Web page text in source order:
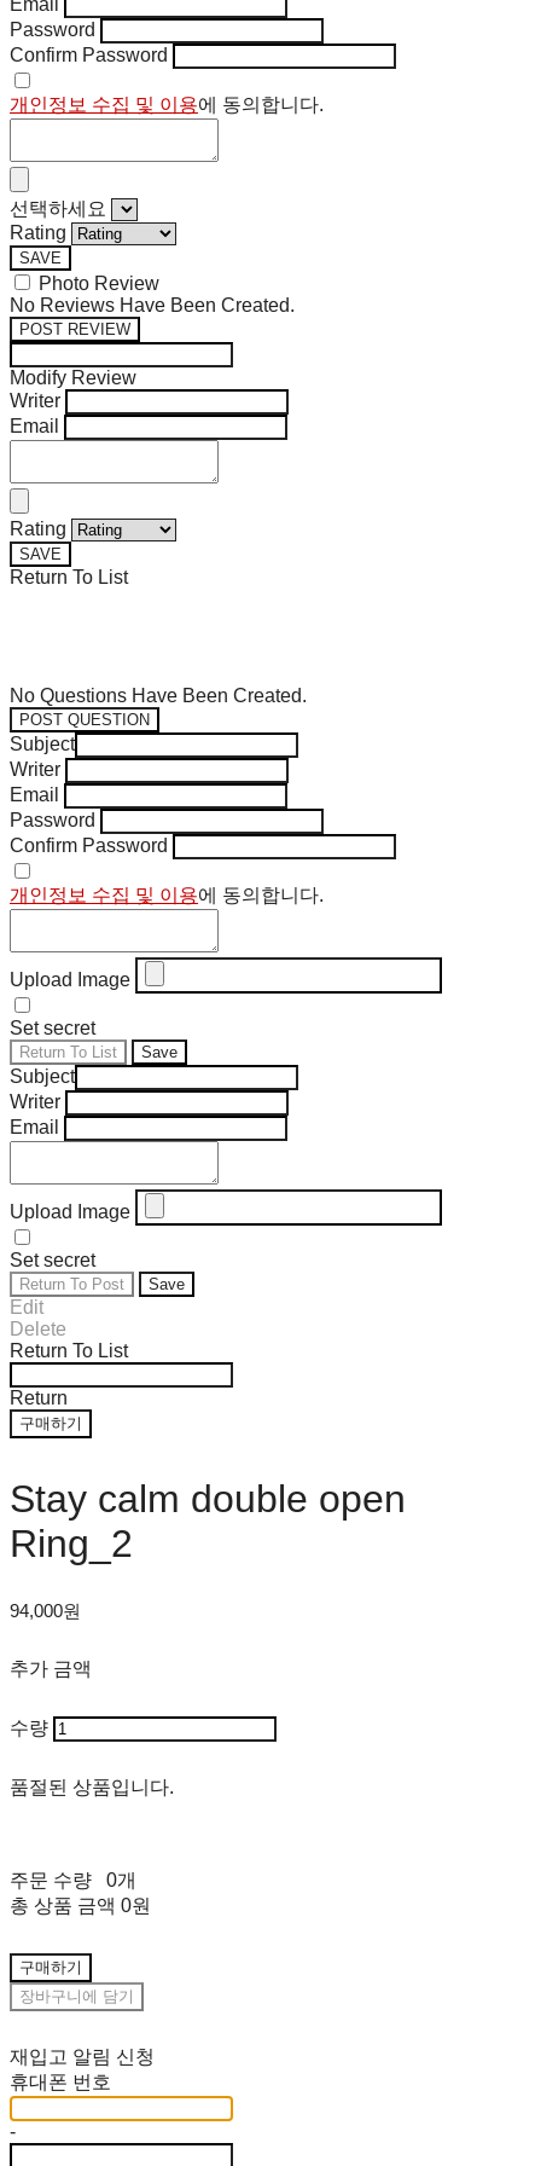
Email
Password
Confirm Password
개인정보 수집 및 이용에 동의합니다.
선택하세요
Rating
SAVE
Photo Review
No Reviews Have Been Created.
POST REVIEW
Modify Review
Writer
Email
Rating
SAVE
Return To List
No Questions Have Been Created.
POST QUESTION
Subject
Writer
Email
Password
Confirm Password
개인정보 수집 및 이용에 동의합니다.
Upload Image
Set secret
Return To List Save
Subject
Writer
Email
Upload Image
Set secret
Return To Post Save
Edit
Delete
Return To List
Return
구매하기
Stay calm double open
Ring_2
94,000원
추가 금액
수량
품절된 상품입니다.
주문 수량
0개
총 상품 금액 0원
구매하기
장바구니에 담기
재입고 알림 신청
휴대폰 번호
-